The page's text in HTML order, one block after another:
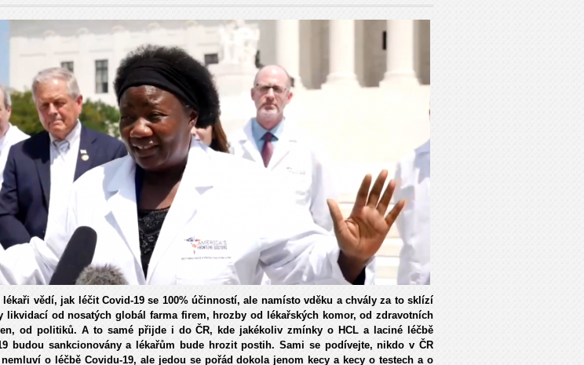
lékaři vědí, jak léčit Covid-19 se 100% účinností, ale namísto vděku a chvály za to sklízí
likvidací od nosatých globál farma firem, hrozby od lékařských komor, od zdravotních
od politiků. A to samé přijde i do ČR, kde jakékoliv zmínky o HCL a laciné léčbě
budou sankcionovány a lékařům bude hrozit postih. Sami se podívejte, nikdo v ČR
o léčbě Covidu-19, ale jedou se pořád dokola jenom kecy a kecy o testech a o